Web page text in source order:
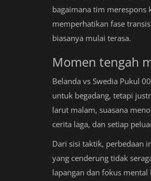
bagaimana tim merespons
memperhatikan fase
biasanya mulai terasa.
Momen tengah
Belanda vs Swedia Pukul
untuk begadang, tetapi
larut malam, suasana
cerita laga, dan setiap
Dari sisi taktik, perbedaan
yang cenderung tidak
lapangan dan fokus